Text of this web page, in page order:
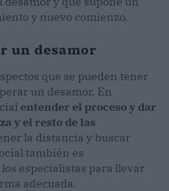
y nuevo comienzo.
un desamor
que se pueden tener
un desamor. En
entender el proceso y dar
y el resto de las
la distancia y buscar
también es
especialistas para llevar
adecuada.